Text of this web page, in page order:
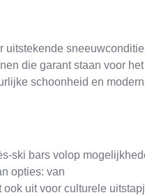
uitstekende
die garant staan voor het
schoonheid en
ski bars volop
opties: van
uit voor culturele